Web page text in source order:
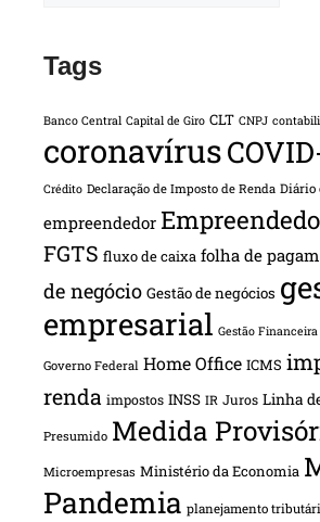
Tags
Banco Central Capital de Giro CLT CNPJ
coronavírus
Crédito Declaração de Imposto de Renda Diário
empreendedor
FGTS fluxo de caixa folha de
de negócio Gestão de negócios
empresarial Gestão Financeira
Governo Federal Home Office ICMS
renda impostos INSS IR Juros Linha
Presumido Medida
Microempresas Ministério da Economia
Pandemia planejamento